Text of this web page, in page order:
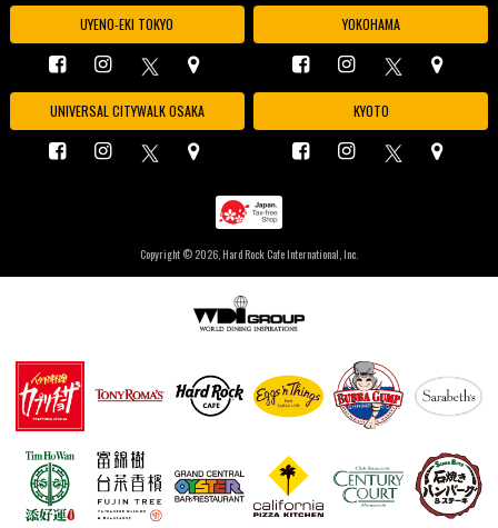
UYENO-EKI TOKYO YOKOHAMA
UNIVERSAL CITYWALK OSAKA KYOTO
Copyright © 2026, Hard Rock Cafe International, Inc.